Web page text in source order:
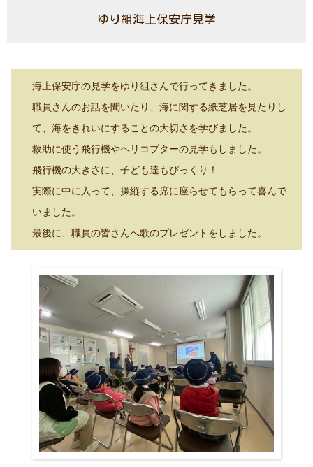
ゆり組海上保安庁見学
海上保安庁の見学をゆり組さんで行ってきました。
職員さんのお話を聞いたり、海に関する紙芝居を見たりし
て、 海をきれいにすることの大切さを学びました。
救助に使う飛行機やヘリコプターの見学もしました。
飛行機の大きさに、子ども達もびっくり！
実際に中に入って、操縦する席に座らせてもらって喜んで
いました。
最後に、職員の皆さんへ歌のプレゼントをしました。